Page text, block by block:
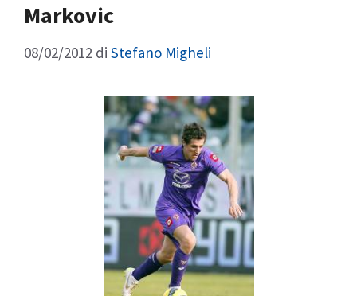
Markovic
08/02/2012 di Stefano Migheli